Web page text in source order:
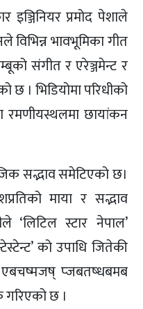
इञ्जिनियर प्रमोद पेशाले
विभिन्न भावभूमिका गीत
संगीत र एरेञ्जमेन्ट र
छ । भिडियोमा परिधीको
रमणीयस्थलमा छायांकन
सद्भाव समेटिएको छ।
माया र सद्भाव
स्टार नेपाल’
को उपाधि जितेकी
एबचष्मजष् प्जबतष्धबमब
गरिएको छ ।